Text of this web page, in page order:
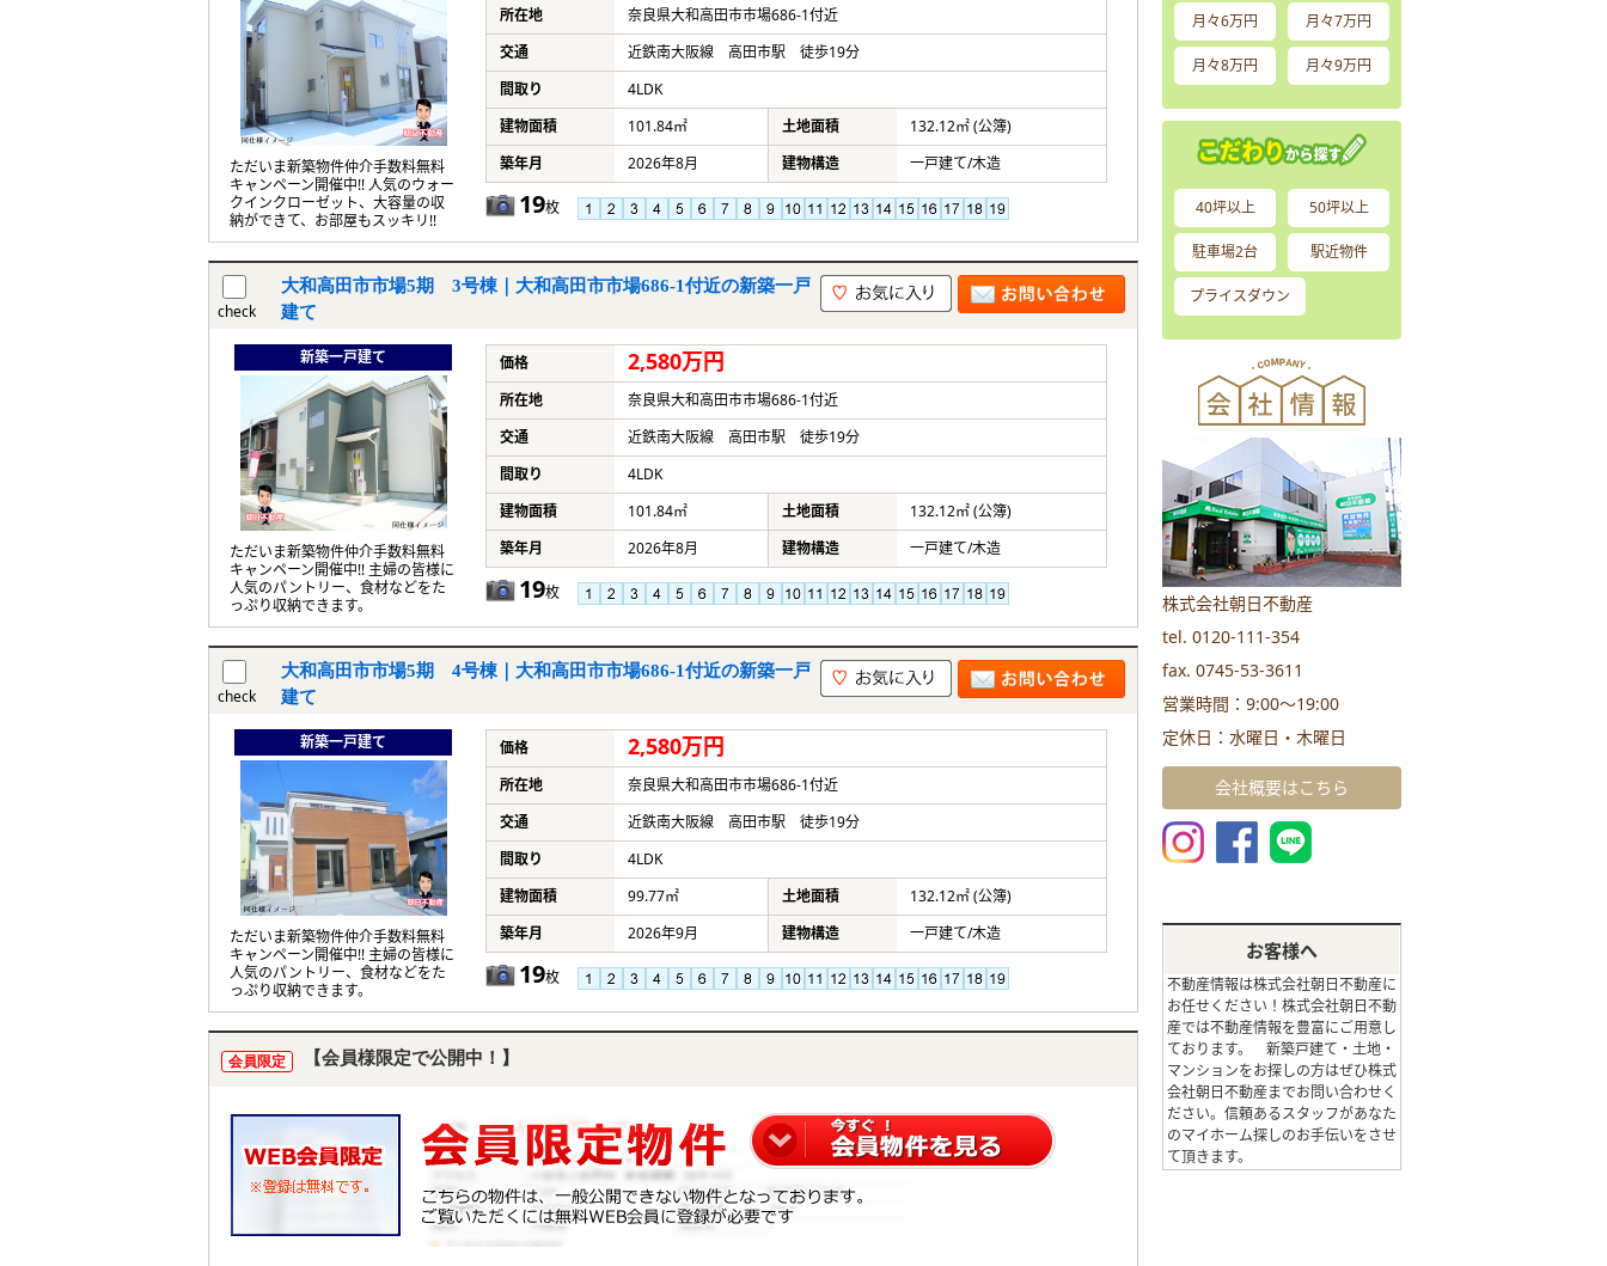
ただいま新築物件仲介手数料無料
キャンペーン開催中!! 人気のウォー
クインクローゼット、大容量の収
納ができて、お部屋もスッキリ!!
所在地
奈良県大和高田市市場686-1付近
交通
近鉄南大阪線 高田市駅 徒歩19分
間取り
4LDK
建物面積
101.84㎡ 土地面積
132.12㎡ (公簿)
築年月
2026年8月 建物構造 一戸建て/木造
19枚
check
大和高田市市場5期 3号棟｜大和高田市市場686-1付近の新築一戸
建て
新築一戸建て
ただいま新築物件仲介手数料無料
キャンペーン開催中!! 主婦の皆様に
人気のパントリー、食材などをた
っぷり収納できます。
価格 2,580万円
所在地
奈良県大和高田市市場686-1付近
交通
近鉄南大阪線 高田市駅 徒歩19分
間取り
4LDK
建物面積
101.84㎡ 土地面積
132.12㎡ (公簿)
築年月
2026年8月 建物構造 一戸建て/木造
19枚
check
大和高田市市場5期 4号棟｜大和高田市市場686-1付近の新築一戸
建て
新築一戸建て
ただいま新築物件仲介手数料無料
キャンペーン開催中!! 主婦の皆様に
人気のパントリー、食材などをた
っぷり収納できます。
価格 2,580万円
所在地
奈良県大和高田市市場686-1付近
交通
近鉄南大阪線 高田市駅 徒歩19分
間取り
4LDK
建物面積
99.77㎡ 土地面積
132.12㎡ (公簿)
築年月
2026年9月 建物構造 一戸建て/木造
19枚
会員限定 【会員様限定で公開中！】
月々6万円 月々7万円
月々8万円 月々9万円
40坪以上 50坪以上
駐車場2台 駅近物件
プライスダウン
株式会社朝日不動産
tel. 0120-111-354
fax. 0745-53-3611
営業時間：9:00～19:00
定休日：水曜日・木曜日
会社概要はこちら
お客様へ
不動産情報は株式会社朝日不動産に
お任せください！株式会社朝日不動
産では不動産情報を豊富にご用意し
ております。 新築戸建て・土地・
マンションをお探しの方はぜひ株式
会社朝日不動産までお問い合わせく
ださい。信頼あるスタッフがあなた
のマイホーム探しのお手伝いをさせ
て頂きます。